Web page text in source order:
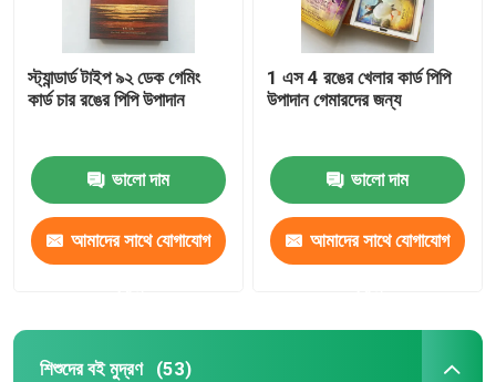
স্ট্যান্ডার্ড টাইপ ৯২ ডেক গেমিং
কার্ড চার রঙের পিপি উপাদান
ভালো দাম
আমাদের সাথে যোগাযোগ
1 এস 4 রঙের খেলার কার্ড পিপি
উপাদান গেমারদের জন্য
ভালো দাম
আমাদের সাথে যোগাযোগ
শিশুদের বই মুদ্রণ (53)